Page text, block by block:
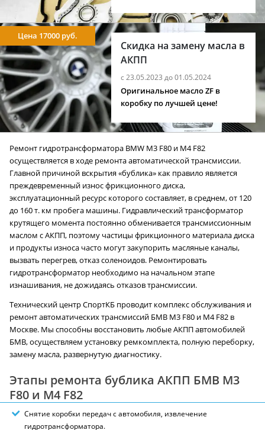
Скидка на замену масла в
АКПП
с 23.05.2023 до 01.05.2024
Цена 17000 руб.
Оригинальное масло ZF в
коробку по лучшей цене!
Ремонт гидротрансформатора BMW M3 F80 и M4 F82
осуществляется в ходе ремонта автоматической трансмиссии.
Главной причиной вскрытия «бублика» как правило является
преждевременный износ фрикционного диска,
эксплуатационный ресурс которого составляет, в среднем, от 120
до 160 т. км пробега машины. Гидравлический трансформатор
крутящего момента постоянно обменивается трансмиссионным
маслом с АКПП, поэтому частицы фрикционного материала диска
и продукты износа часто могут закупорить масляные каналы,
вызвать перегрев, отказ соленоидов. Ремонтировать
гидротрансформатор необходимо на начальном этапе
изнашивания, не дожидаясь отказов трансмиссии.
Технический центр СпортКБ проводит комплекс обслуживания и
ремонт автоматических трансмиссий БМВ M3 F80 и M4 F82 в
Москве. Мы способны восстановить любые АКПП автомобилей
БМВ, осуществляем установку ремкомплекта, полную переборку,
замену масла, развернутую диагностику.
Этапы ремонта бублика АКПП БМВ M3
F80 и M4 F82
Снятие коробки передач с автомобиля, извлечение
гидротрансформатора.